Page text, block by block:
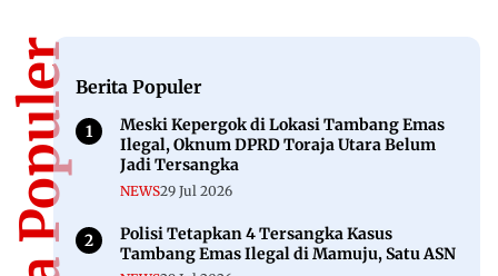
Berita Populer
Meski Kepergok di Lokasi Tambang Emas
Ilegal, Oknum DPRD Toraja Utara Belum
Jadi Tersangka
NEWS29 Jul 2026
Polisi Tetapkan 4 Tersangka Kasus
Tambang Emas Ilegal di Mamuju, Satu ASN